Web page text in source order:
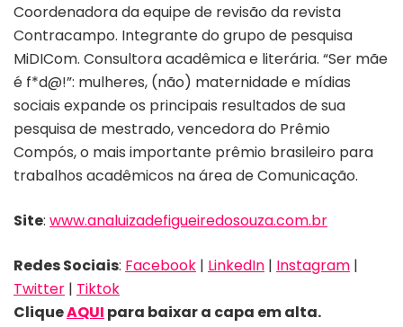
Coordenadora da equipe de revisão da revista
Contracampo. Integrante do grupo de pesquisa
MiDICom. Consultora acadêmica e literária. “Ser mãe
é f*d@!”: mulheres, (não) maternidade e mídias
sociais expande os principais resultados de sua
pesquisa de mestrado, vencedora do Prêmio
Compós, o mais importante prêmio brasileiro para
trabalhos acadêmicos na área de Comunicação.
Site: www.analuizadefigueiredosouza.com.br
Redes Sociais: Facebook | LinkedIn | Instagram |
Twitter | Tiktok
CliqueAQUI para baixar a capa em alta.